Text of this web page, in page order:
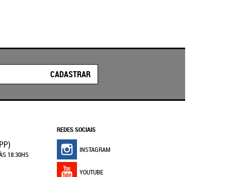
CADASTRAR
18:30HS
REDES SOCIAIS
INSTAGRAM
YOUTUBE